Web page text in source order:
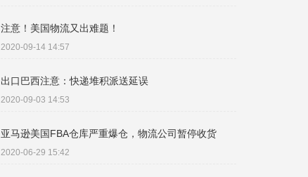
注意！美国物流又出难题！​
2020-09-14 14:57
出口巴西注意：快递堆积派送延误
2020-09-03 14:53
亚马逊美国FBA仓库严重爆仓，物流公司暂停收货
2020-06-29 15:42